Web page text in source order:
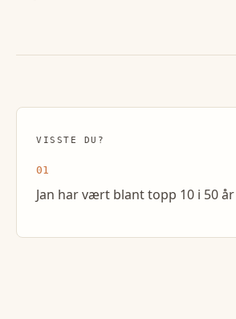
VISSTE DU?
01
Jan har vært blant topp 10 i 50